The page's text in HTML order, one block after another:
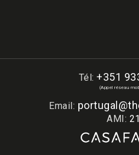
Tél:+351
(Appel réseau
Email:
AMI: